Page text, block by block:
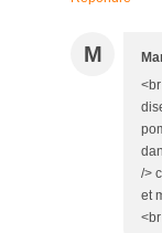
M
/>
et